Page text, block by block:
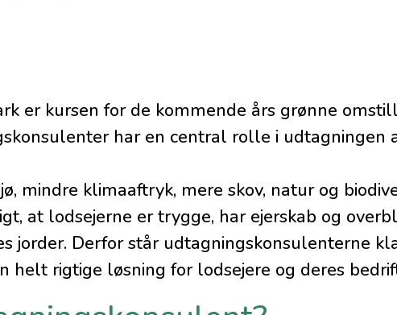
er kursen for de kommende års grønne
har en central rolle i udtagningen
mindre klimaaftryk, mere skov, natur og
at lodsejerne er trygge, har ejerskab og
jorder. Derfor står udtagningskonsulenterne
helt rigtige løsning for lodsejere og deres